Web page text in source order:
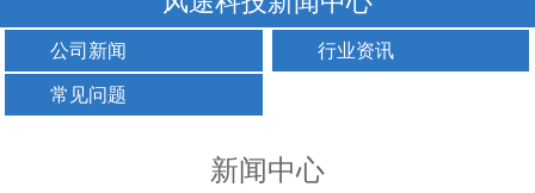
公司新闻 行业资讯
常见问题
新闻中心